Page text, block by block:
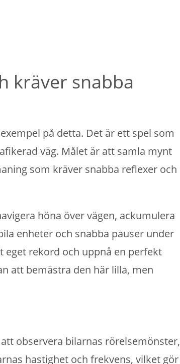
kräver snabba
på detta. Det är ett spel som
väg. Målet är att samla mynt
som kräver snabba reflexer och
höna över vägen, ackumulera
enheter och snabba pauser under
rekord och uppnå en perfekt
att bemästra den här lilla, men
observera bilarnas rörelsemönster,
hastighet och frekvens, vilket gör